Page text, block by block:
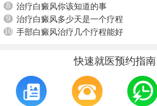
8
治疗白癜风你该知道的事
9
治疗白癜风多少天是一个疗程
10 手部白癜风治疗几个疗程能好
快速就医预约指南